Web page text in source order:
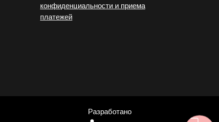
конфиденциальности и приема
платежей
Разработано